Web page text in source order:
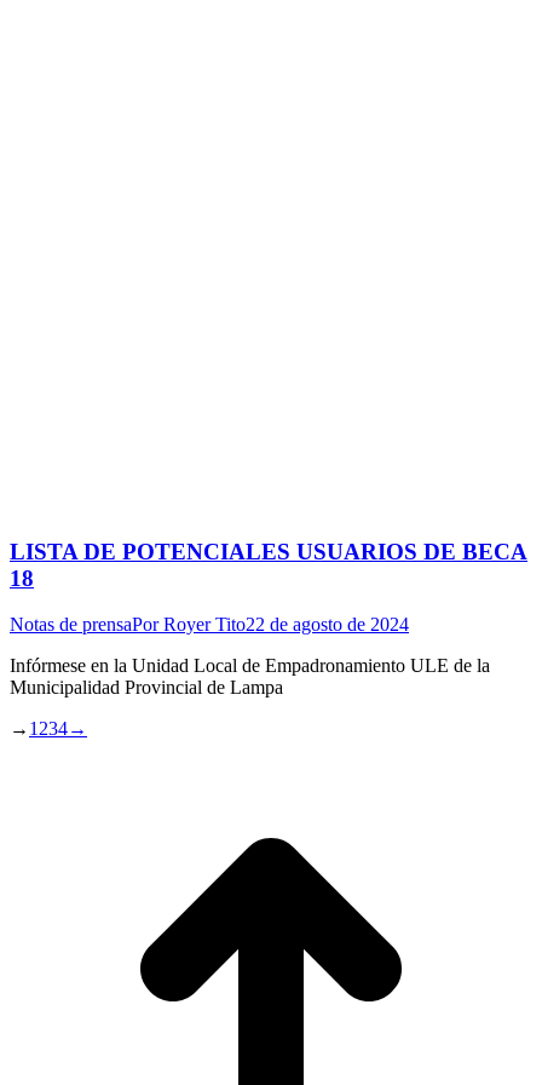
LISTA DE POTENCIALES USUARIOS DE BECA
18
Notas de prensaPorRoyer Tito22 de agosto de 2024
Infórmese en la Unidad Local de Empadronamiento ULE de la
Municipalidad Provincial de Lampa
→ 1 234→